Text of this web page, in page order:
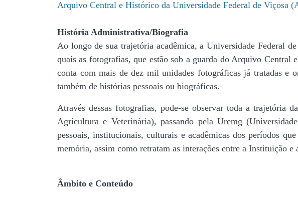
Arquivo Central e Histórico da Universidade Federal de Viçosa
História Administrativa/Biografia
Ao longo de sua trajetória acadêmica, a Universidade Federal
quais as fotografias, que estão sob a guarda do Arquivo
conta com mais de dez mil unidades fotográficas já tratadas e
também de histórias pessoais ou biográficas.
Através dessas fotografias, pode-se observar toda a trajetória
Agricultura e Veterinária), passando pela Uremg
pessoais, institucionais, culturais e acadêmicas dos períodos
memória, assim como retratam as interações entre a Instituição e
Âmbito e Conteúdo